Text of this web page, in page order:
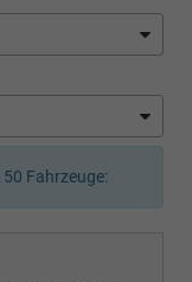
50 Fahrzeuge: